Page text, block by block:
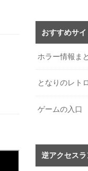
おすすめサイ
ホラー情報ま
となりのレトロ
ゲームの入口
逆アクセス